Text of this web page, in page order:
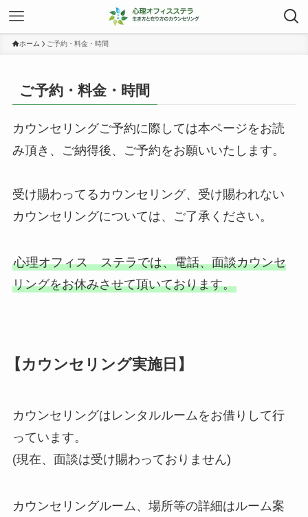
ホーム ご予約・料金・時間
ご予約・料金・時間
カウンセリングご予約に際しては本ページをお読
み頂き、ご納得後、ご予約をお願いいたします。
受け賜わってるカウンセリング、受け賜われない
カウンセリングについては、ご了承ください。
心理オフィス ステラでは、電話、面談カウンセ
リングをお休みさせて頂いております。
【カウンセリング実施日】
カウンセリングはレンタルルームをお借りして行
っています。
(現在、面談は受け賜わっておりません)
カウンセリングルーム、場所等の詳細はルーム案